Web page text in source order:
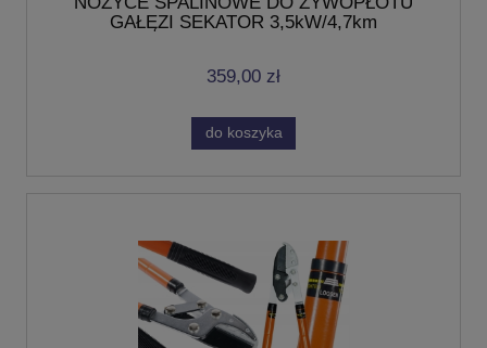
GAŁĘZI SEKATOR 3,5kW/4,7km
359,00 zł
do koszyka